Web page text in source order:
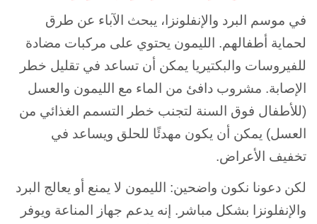
في موسم البرد والإنفلونزا، يبحث الآباء عن طرق
لحماية أطفالهم. الليمون يحتوي على مركبات مضادة
للفيروسات والبكتيريا يمكن أن تساعد في تقليل خطر
الإصابة. مشروب دافئ من الماء مع الليمون والعسل
(للأطفال فوق السنة لتجنب خطر التسمم الغذائي من
العسل) يمكن أن يكون مهدئًا للحلق ويساعد في
تخفيف الأعراض.
لكن دعونا نكون واضحين: الليمون لا يمنع أو يعالج البرد
والإنفلونزا بشكل مباشر. إنه يدعم جهاز المناعة ويوفر